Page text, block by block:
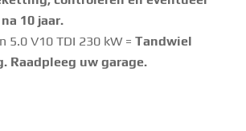
10 jaar.
5.0 V10 TDI 230 kW = Tandwiel
Raadpleeg uw garage.